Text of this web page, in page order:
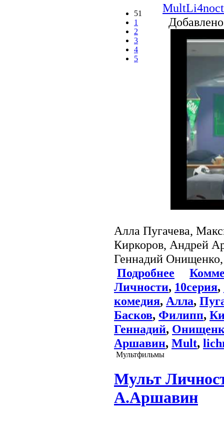
51
1
2
3
4
5
Алла Пугачева,
Киркоров, Андрей
Геннадий Онищенко,
Подробнее
Личности, 10серия,
комедия, Алла,
Басков, Филипп,
Геннадий,
Аршавин, Mult,
Мультфильмы
Мульт
А.Аршавин